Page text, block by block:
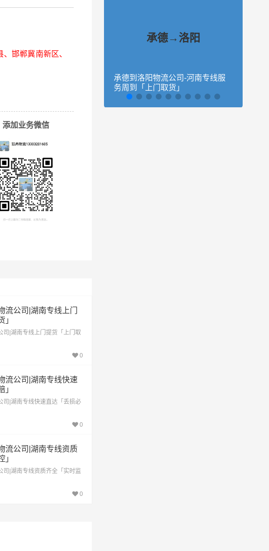
邯郸冀南新区、
货位置请电话沟
知晓！实际费用
获取报价。
9113.5元
12427.5元
17398.5元
作为最终成交价
添加业务微信
流公司|湖南专线上门
」
司|湖南专线上门提货「上门取
0
流公司|湖南专线快速
」
司|湖南专线快速直达「丢损必
0
流公司|湖南专线资质
」
司|湖南专线资质齐全「实时监
0
承德→洛阳
承德到洛阳物流公司-河南专线服
务周到「上门取货」